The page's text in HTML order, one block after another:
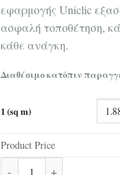
εφαρμογής Uniclic
ασφαλή τοποθέτηση,
κάθε ανάγκη.
Διαθέσιμο κατόπιν
1 (sq m)
Product Price
Δάπεδο laminate